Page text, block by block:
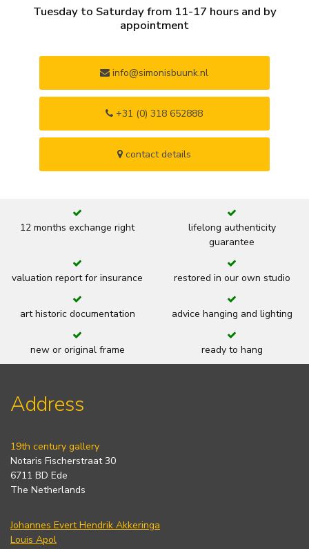
Tuesday to Saturday from 11-17 hours and by
appointment
info@simonisbuunk.nl
+31 (0) 318 652888
contact details
12 months exchange right
lifelong authenticity
guarantee
valuation report for insurance restored in our own studio
art historic documentation advice hanging and lighting
new or original frame ready to hang
Address
19th century gallery
Notaris Fischerstraat 30
6711 BD Ede
The Netherlands
Johannes Evert Hendrik Akkeringa
Louis Apol